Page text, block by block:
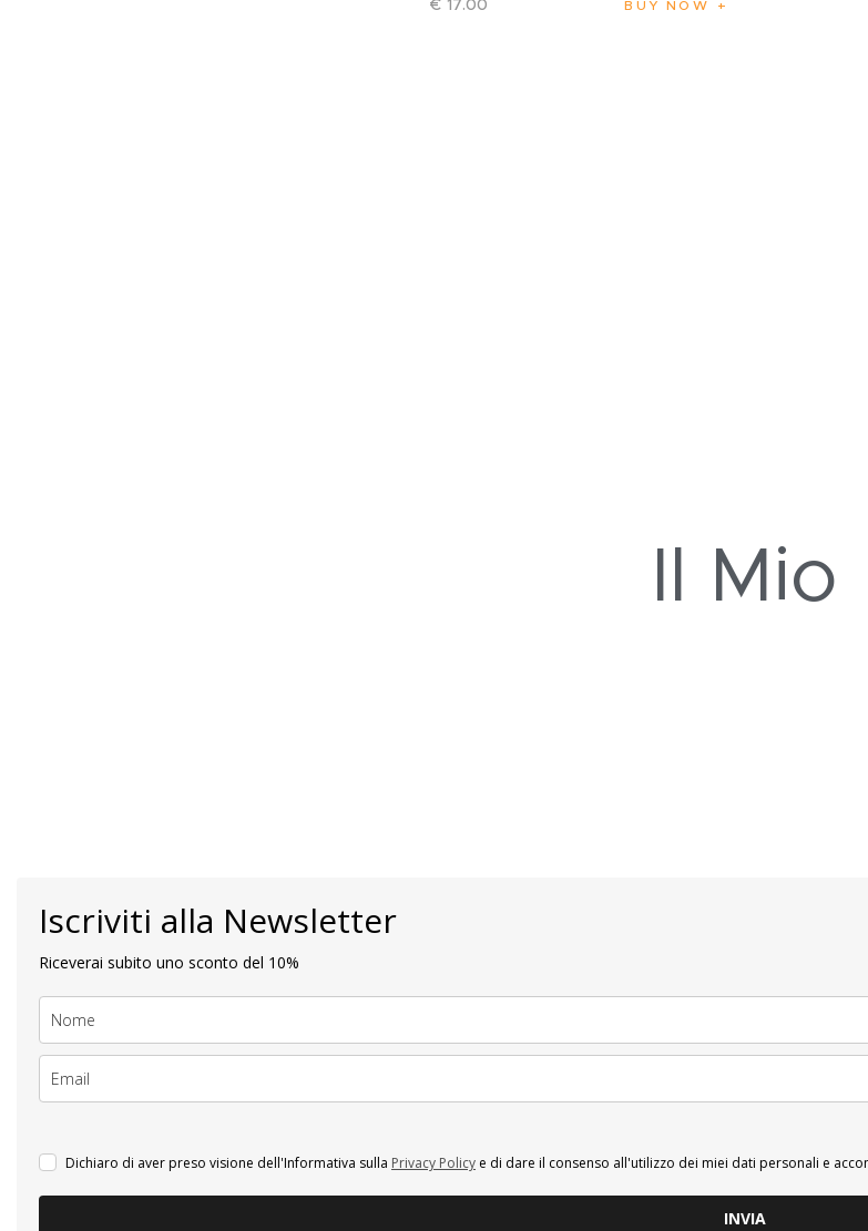
€ 17.00 BUY NOW
Il Mio
Iscriviti alla Newsletter
Riceverai subito uno sconto del 10%
Dichiaro di aver preso visione dell'Informativa sulla Privacy Policy e di dare il consenso all'utilizzo dei miei dati personali e
INVIA